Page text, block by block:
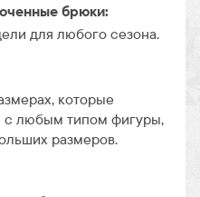
брюки:
для любого сезона.
которые
любым типом фигуры,
размеров.